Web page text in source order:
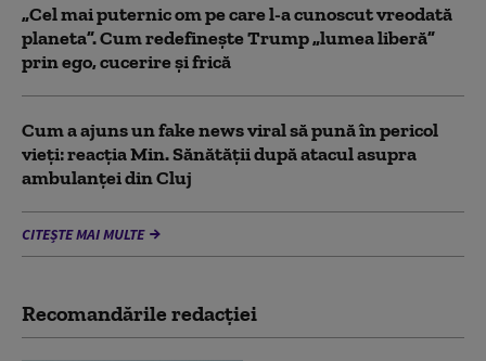
„Cel mai puternic om pe care l-a cunoscut vreodată
planeta”. Cum redefinește Trump „lumea liberă”
prin ego, cucerire și frică
Cum a ajuns un fake news viral să pună în pericol
vieți: reacția Min. Sănătății după atacul asupra
ambulanței din Cluj
CITEȘTE MAI MULTE
Recomandările redacţiei